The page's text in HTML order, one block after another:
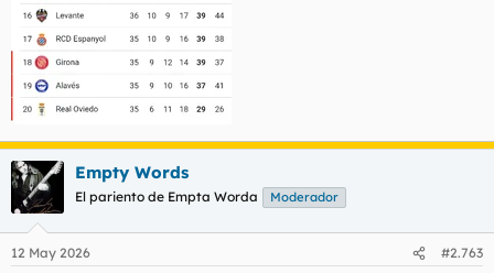
Empty Words
El pariento de Empta Worda Moderador
12 May 2026 #2.763